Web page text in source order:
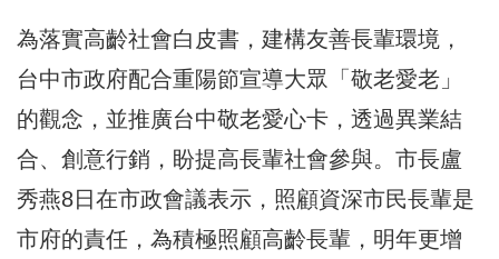
為落實高齡社會白皮書，建構友善長輩環境，
台中市政府配合重陽節宣導大眾「敬老愛老」
的觀念，並推廣台中敬老愛心卡，透過異業結
合、創意行銷，盼提高長輩社會參與。市長盧
秀燕8日在市政會議表示，照顧資深市民長輩是
市府的責任，為積極照顧高齡長輩，明年更增